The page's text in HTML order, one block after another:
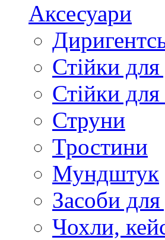
Аксесуари
Стійки
Стійки
Струни
Тростини
Мундштук
Засоби
Чохли,